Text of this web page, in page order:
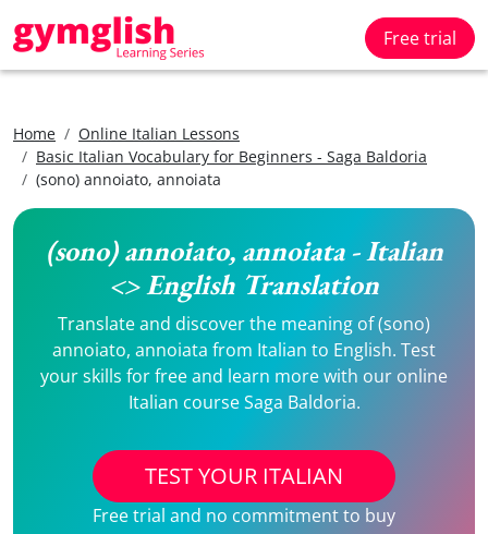
Free trial
Home
Online Italian Lessons
Basic Italian Vocabulary for Beginners - Saga Baldoria
(sono) annoiato, annoiata
(sono) annoiato, annoiata - Italian
<> English Translation
Translate and discover the meaning of (sono)
annoiato, annoiata from Italian to English. Test
your skills for free and learn more with our online
Italian course Saga Baldoria.
TEST YOUR ITALIAN
Free trial and no commitment to buy